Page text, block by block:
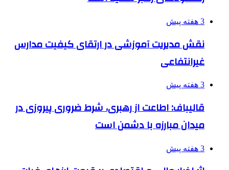
3 هفته پیش
نقش مدیریت آموزشی در ارتقای کیفیت مدارس
غیرانتفاعی
3 هفته پیش
قالیباف: اطاعت از رهبری، شرط ضروری پیروزی در
میدان مبارزه با دشمن است
3 هفته پیش